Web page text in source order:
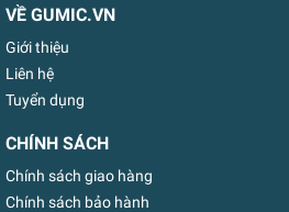
VỀ GUMIC.VN
Giới thiệu
Liên hệ
Tuyển dụng
CHÍNH SÁCH
Chính sách giao hàng
Chính sách bảo hành